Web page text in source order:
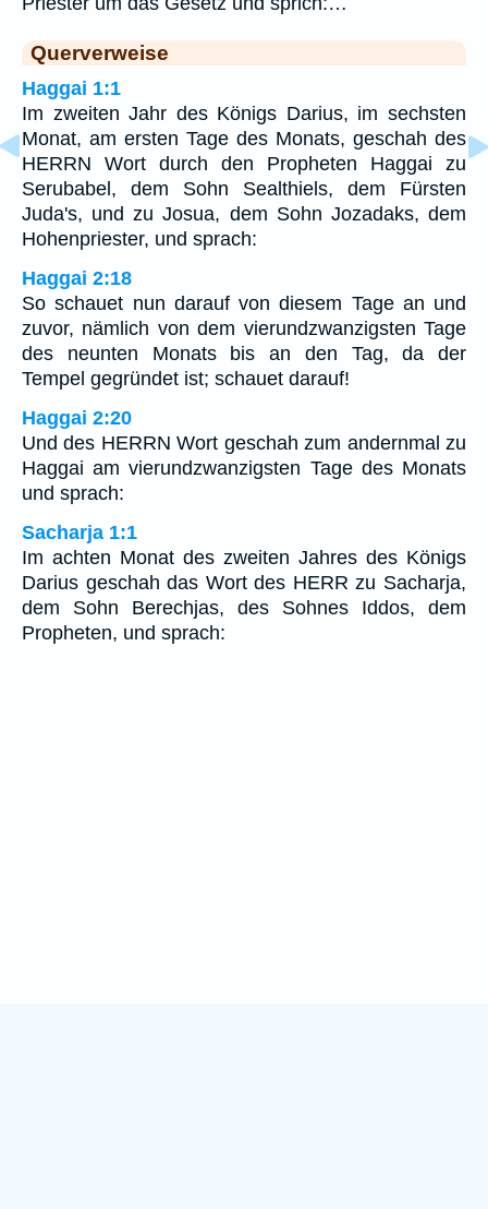
Querverweise
Haggai 1:1
Im zweiten Jahr des Königs Darius, im sechsten
Monat, am ersten Tage des Monats, geschah des
HERRN Wort durch den Propheten Haggai zu
Serubabel, dem Sohn Sealthiels, dem Fürsten
Juda's, und zu Josua, dem Sohn Jozadaks, dem
Hohenpriester, und sprach:
Haggai 2:18
So schauet nun darauf von diesem Tage an und
zuvor, nämlich von dem vierundzwanzigsten Tage
des neunten Monats bis an den Tag, da der
Tempel gegründet ist; schauet darauf!
Haggai 2:20
Und des HERRN Wort geschah zum andernmal zu
Haggai am vierundzwanzigsten Tage des Monats
und sprach:
Sacharja 1:1
Im achten Monat des zweiten Jahres des Königs
Darius geschah das Wort des HERR zu Sacharja,
dem Sohn Berechjas, des Sohnes Iddos, dem
Propheten, und sprach: